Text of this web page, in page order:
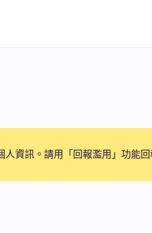
資訊。請用「回報濫用」功能回